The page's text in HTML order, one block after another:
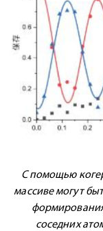
С помощью
массиве могут
соседних